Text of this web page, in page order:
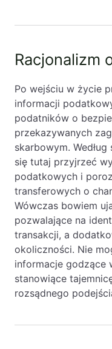
Racjonalizm
Po wejściu w życie
informacji
podatników o
przekazywanych
skarbowym.
się tutaj przyjrzeć
podatkowych i
transferowych o
Wówczas bowiem
pozwalające na
transakcji, a
okoliczności. Nie
informacje godzące
stanowiące
rozsądnego